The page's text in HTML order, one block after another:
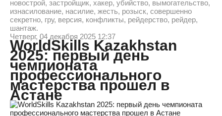
новострой, застройщик, хакер, убийство, вымогательство,
изнасилование, насилие, жесть, розыск, совершенно
секретно, гру, версия, конфликты, рейдерство, рейдер,
шантаж.
Четверг, 04 декабря 2025 12:37
WorldSkills Kazakhstan
2025: первый день
чемпионата
профессионального
мастерства прошел в
Астане